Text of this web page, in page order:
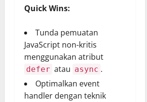
Quick Wins:
Tunda pemuatan
JavaScript non-kritis
menggunakan atribut
defer atau async .
Optimalkan event
handler dengan teknik